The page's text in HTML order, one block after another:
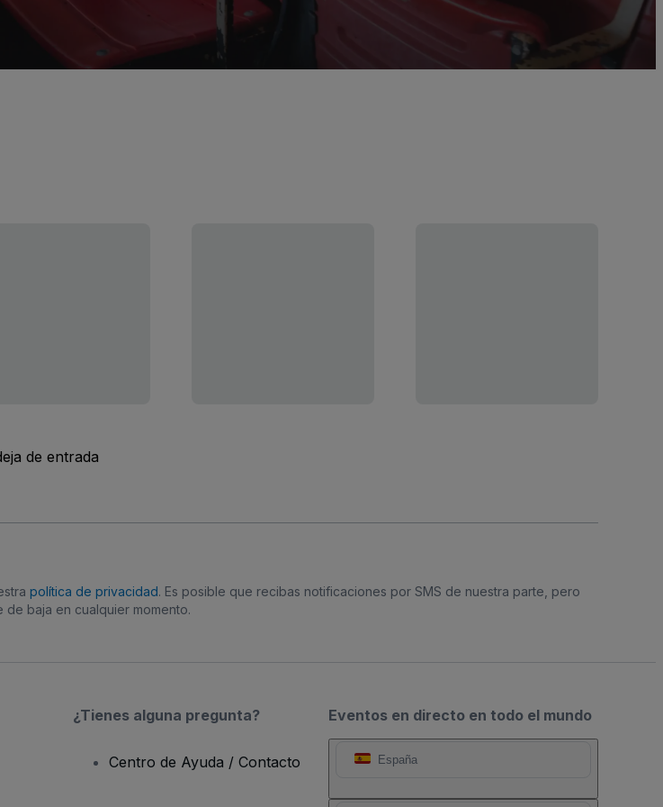
de entrada
política de privacidad. Es posible que recibas notificaciones por SMS de nuestra parte, pero
de baja en cualquier momento.
Eventos en directo en todo el mundo
España
¿Tienes alguna pregunta?
Centro de Ayuda / Contacto